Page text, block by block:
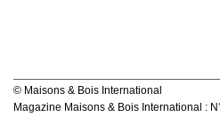
© Maisons & Bois International
Magazine Maisons & Bois International :